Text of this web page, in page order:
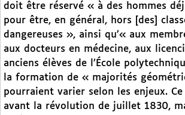
doit être réservé « à des hommes
pour être, en général, hors [des]
dangereuses », ainsi qu’« aux
aux docteurs en médecine, aux
anciens élèves de l’École
la formation de « majorités
pourraient varier selon les enjeux.
avant la révolution de juillet 1830,